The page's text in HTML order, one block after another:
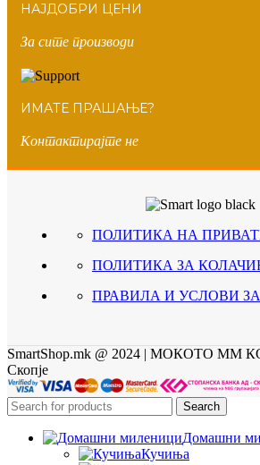
НАЈДОБРИ ЦЕНИ
За сите производи
ИМАТЕ ПРАШАЊЕ?
Контактирајте не
ПОЛИТИКА НА
ПОЛИТИКА ЗА
ПРАВИЛА И УСЛОВИ
SmartShop.mk @ 2024 | МОКОТО
Скопје
Search
Домашни
Кучиња